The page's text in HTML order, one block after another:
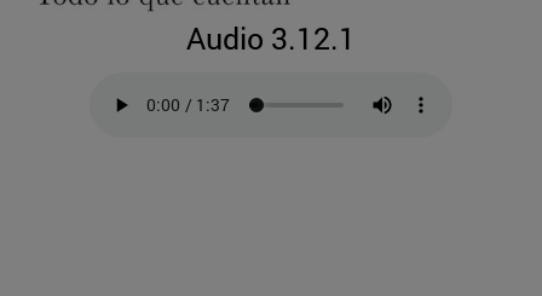
Audio 3.12.1